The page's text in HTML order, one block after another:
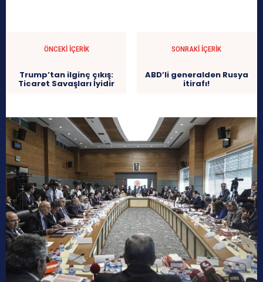
ÖNCEKI İÇERIK
Trump’tan ilginç çıkış:
Ticaret Savaşları İyidir
SONRAKI İÇERIK
ABD’li generalden Rusya
itirafı!